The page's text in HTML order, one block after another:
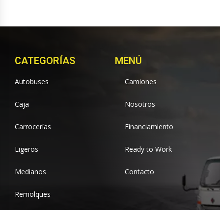
CATEGORÍAS
Autobuses
Caja
Carrocerías
Ligeros
Medianos
Remolques
MENÚ
Camiones
Nosotros
Financiamiento
Ready to Work
Contacto